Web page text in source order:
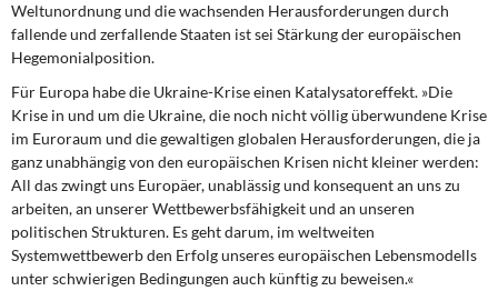
Weltunordnung und die wachsenden Herausforderungen durch
fallende und zerfallende Staaten ist sei Stärkung der europäischen
Hegemonialposition.
Für Europa habe die Ukraine-Kriseeinen Katalysatoreffekt. »Die
Krise in und um die Ukraine, die noch nicht völlig überwundene Krise
im Euroraum und die gewaltigen globalen Herausforderungen, die ja
ganz unabhängig von den europäischen Krisen nicht kleiner werden:
All das zwingt uns Europäer, unablässig und konsequent an uns zu
arbeiten, an unserer Wettbewerbsfähigkeit und an unseren
politischen Strukturen. Es geht darum, im weltweiten
Systemwettbewerb den Erfolg unseres europäischen Lebensmodells
unter schwierigen Bedingungen auch künftig zu beweisen.«